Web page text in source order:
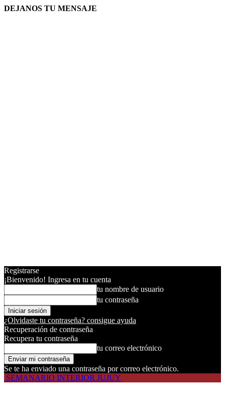
DEJANOS TU MENSAJE
Registrarse
¡Bienvenido! Ingresa en tu cuenta
tu nombre de usuario
tu contraseña
¿Olvidaste tu contraseña? consigue ayuda
Recuperación de contraseña
Recupera tu contraseña
tu correo electrónico
Se te ha enviado una contraseña por correo electrónico.
SEMANARIO INTERIOR JUJUY